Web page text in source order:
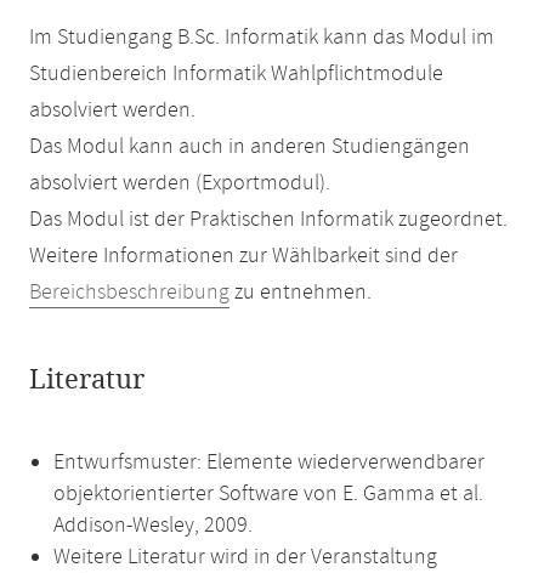
Im Studiengang B.Sc. Informatik kann das Modul im
Studienbereich Informatik Wahlpflichtmodule
absolviert werden.
Das Modul kann auch in anderen Studiengängen
absolviert werden (Exportmodul).
Das Modul ist der Praktischen Informatik zugeordnet.
Weitere Informationen zur Wählbarkeit sind der
Bereichsbeschreibungzu entnehmen.
Literatur
Entwurfsmuster: Elemente wiederverwendbarer
objektorientierter Software von E. Gamma et al.
Addison-Wesley, 2009.
Weitere Literatur wird in der Veranstaltung